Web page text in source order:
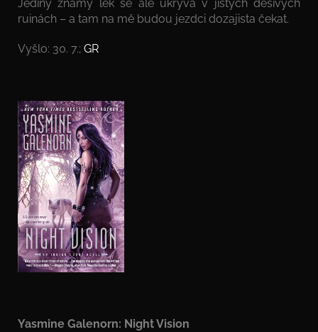
Jediný známý lék se ale ukrývá v jistých děsivých
ruinách – a tam na mě budou jezdci dozajista čekat.
Vyšlo: 30. 7.; GR
Yasmine Galenorn: Night Vision